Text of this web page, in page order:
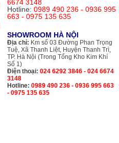
6674 3148
Hotline: 0989 490 236 - 0936 995
663 - 0975 135 635
SHOWROOM HÀ NỘI
Địa chỉ: Km số 03 Đường Phan Trọng
Tuệ, Xã Thanh Liệt, Huyện Thanh Trì,
TP. Hà Nội (Trong Tổng Kho Kim Khí
Số 1)
Điện thoại: 024 6292 3846 - 024 6674
3148
Hotline: 0989 490 236 - 0936 995 663
- 0975 135 635